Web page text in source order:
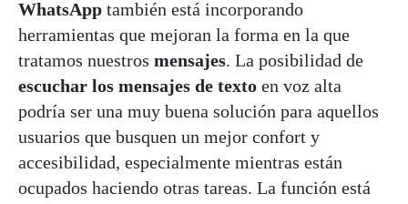
WhatsApp también está incorporando
herramientas que mejoran la forma en la que
tratamos nuestros mensajes. La posibilidad de
escuchar los mensajes de texto en voz alta
podría ser una muy buena solución para aquellos
usuarios que busquen un mejor confort y
accesibilidad, especialmente mientras están
ocupados haciendo otras tareas. La función está